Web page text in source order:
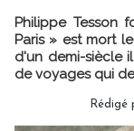
Philippe Tesson
Paris » est mort
d'un demi-siècle
de voyages qui
Rédigé